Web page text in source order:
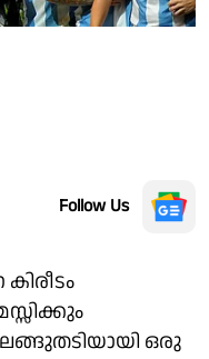
Follow Us
ഒരു